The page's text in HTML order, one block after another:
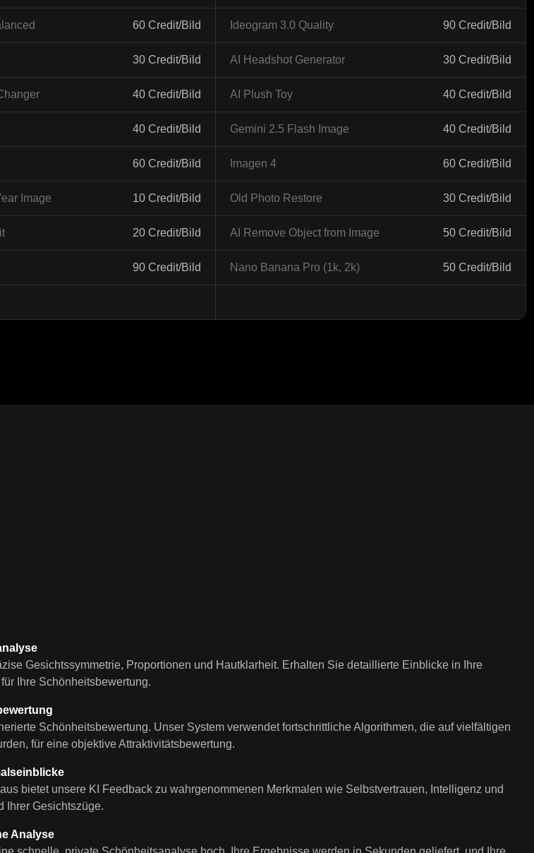
60 Credit/Bild Ideogram 3.0 Quality 90 Credit/Bild
30 Credit/Bild AI Headshot Generator 30 Credit/Bild
40 Credit/Bild AI Plush Toy 40 Credit/Bild
40 Credit/Bild Gemini 2.5 Flash Image 40 Credit/Bild
60 Credit/Bild Imagen 4 60 Credit/Bild
Image 10 Credit/Bild Old Photo Restore 30 Credit/Bild
20 Credit/Bild AI Remove Object from Image 50 Credit/Bild
90 Credit/Bild Nano Banana Pro (1k, 2k) 50 Credit/Bild
Gesichtssymmetrie, Proportionen und Hautklarheit. Erhalten Sie detaillierte Einblicke in Ihre
Ihre Schönheitsbewertung.
Schönheitsbewertung. Unser System verwendet fortschrittliche Algorithmen, die auf vielfältigen
für eine objektive Attraktivitätsbewertung.
bietet unsere KI Feedback zu wahrgenommenen Merkmalen wie Selbstvertrauen, Intelligenz und
Ihrer Gesichtszüge.
Analyse